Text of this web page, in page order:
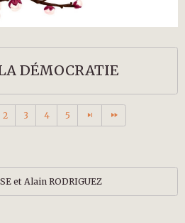
DÉMOCRATIE
2 3 4 5
et Alain RODRIGUEZ